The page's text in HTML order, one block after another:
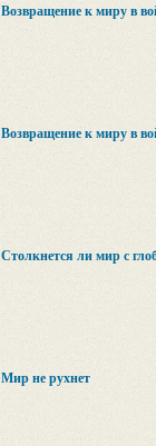
Возвращение к миру в
Возвращение к миру в
Столкнется ли мир с
Мир не рухнет